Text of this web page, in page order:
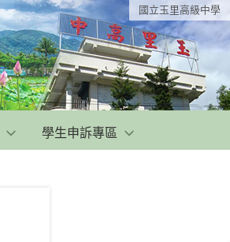
國立玉里高級中學
學生申訴專區